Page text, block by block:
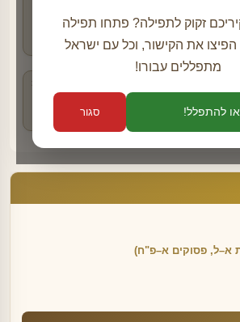
זקוק לתפילה? פתחו תפילה
את הקישור, וכל עם ישראל
מתפללים עבורו!
להתפלל! סגור
סיפורי צדיקים מרתקים - לחצו כאן
א–ל, פסוקים א–פ"ח)